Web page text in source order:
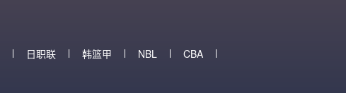
日职联 韩篮甲 NBL
CBA